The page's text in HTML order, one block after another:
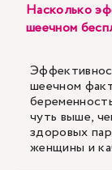
Насколько
шеечном
шеечном
чуть выше,
здоровых
женщины и